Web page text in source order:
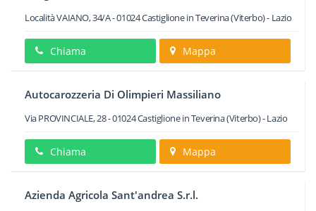
Località VAIANO, 34/A-01024Castiglione in Teverina(Viterbo) - Lazio
Chiama Mappa
Autocarozzeria Di Olimpieri Massiliano
Via PROVINCIALE, 28-01024Castiglione in Teverina(Viterbo) -Lazio
Chiama Mappa
Azienda Agricola Sant'andrea S.r.l.